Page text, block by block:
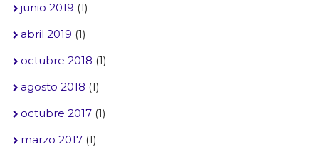
junio 2019 (1)
abril 2019 (1)
octubre 2018 (1)
agosto 2018 (1)
octubre 2017(1)
marzo 2017(1)